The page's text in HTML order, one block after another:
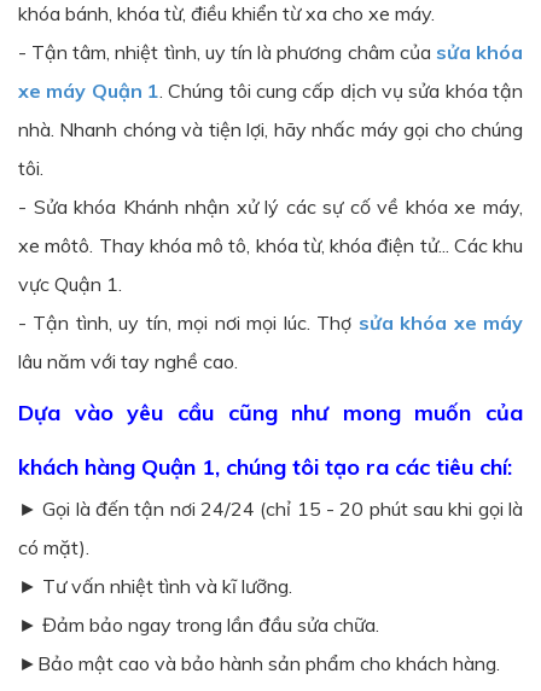
khóa bánh, khóa từ, điều khiển từ xa cho xe máy.
- Tận tâm, nhiệt tình, uy tín là phương châm của sửa khóa
xe máy Quận 1. Chúng tôi cung cấp dịch vụ sửa khóa tận
nhà. Nhanh chóng và tiện lợi, hãy nhấc máy gọi cho chúng
tôi.
- Sửa khóa Khánh nhận xử lý các sự cố về khóa xe máy,
xe môtô. Thay khóa mô tô, khóa từ, khóa điện tử... Các khu
vực Quận 1.
- Tận tình, uy tín, mọi nơi mọi lúc. Thợ sửa khóa xe máy
lâu năm với tay nghề cao.
Dựa vào yêu cầu cũng như mong muốn của
khách hàng Quận 1, chúng tôi tạo ra các tiêu chí:
► Gọi là đến tận nơi 24/24 (chỉ 15 - 20 phút sau khi gọi là
có mặt).
► Tư vấn nhiệt tình và kĩ lưỡng.
► Đảm bảo ngay trong lần đầu sửa chữa.
►Bảo mật cao và bảo hành sản phẩm cho khách hàng.